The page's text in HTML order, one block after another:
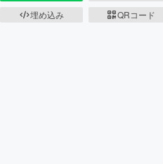
埋め込み
QRコード